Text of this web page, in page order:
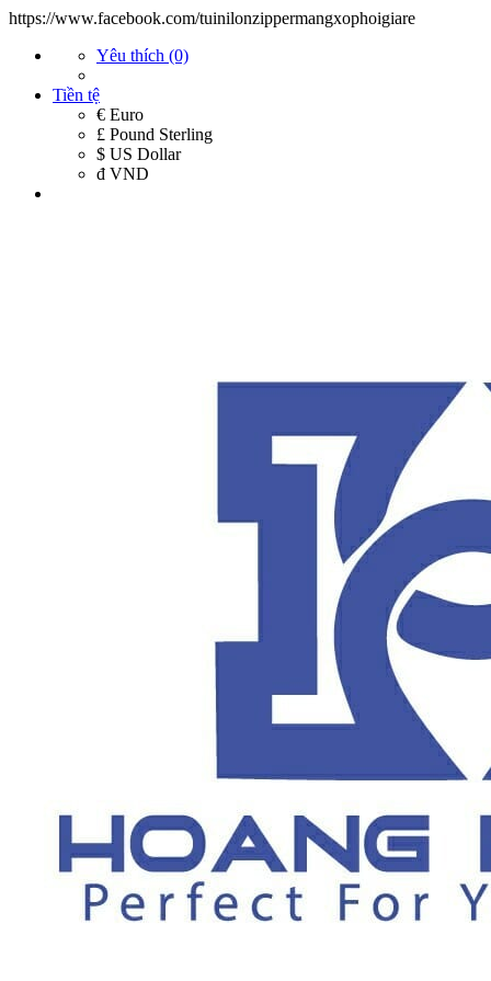
https://www.facebook.com/tuinilonzippermangxophoigiare
Yêu thích (0)
Tiền tệ
€ Euro
£ Pound Sterling
$ US Dollar
đ VND